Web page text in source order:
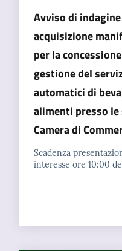
Avviso di
acquisizione
per la
gestione del
automatici di
alimenti presso
Camera di
Scadenza
interesse ore 10:00